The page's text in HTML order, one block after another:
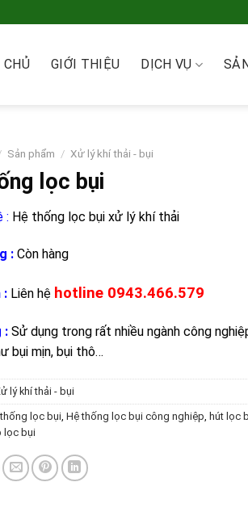
CHỦ GIỚI THIỆU DỊCH VỤ
Sản phẩm / Xử lý khí thải - bụi
lọc bụi
: Hệ thống lọc bụi xử lý khí thải
: Còn hàng
: Liên hệ hotline 0943.466.579
: Sử dụng trong rất nhiều ngành công
bụi mịn, bụi thô…
lý khí thải - bụi
lọc bụi, Hệ thống lọc bụi công nghiệp hút lọc
lọc bụi